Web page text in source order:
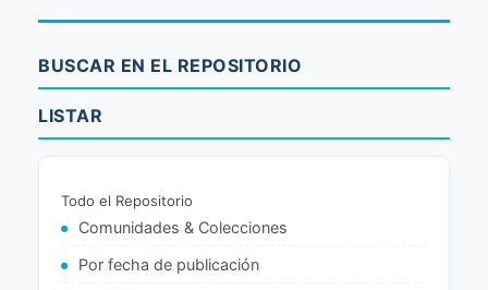
BUSCAR EN EL REPOSITORIO
LISTAR
Todo el Repositorio
Comunidades & Colecciones
Por fecha de publicación